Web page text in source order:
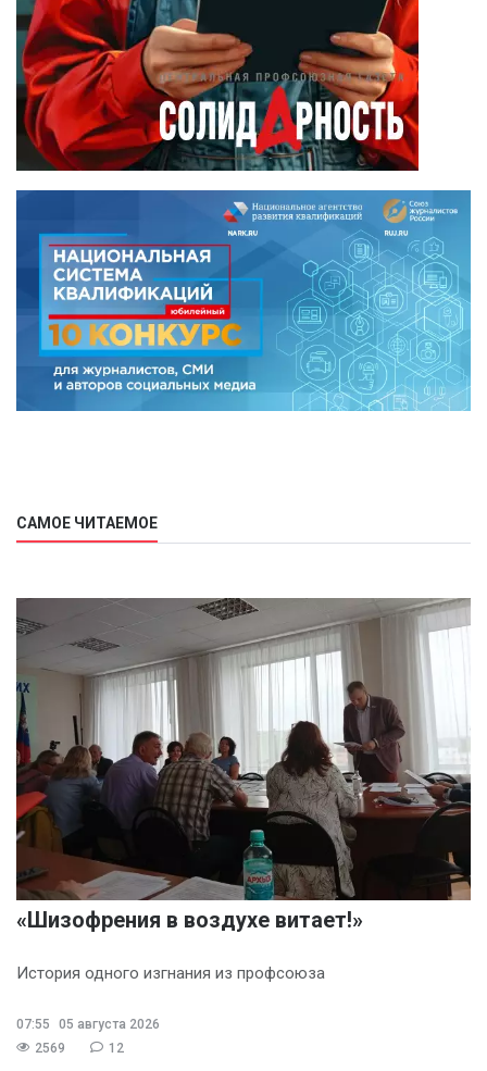
САМОЕ ЧИТАЕМОЕ
«Шизофрения в воздухе витает!»
История одного изгнания из профсоюза
07:55
05 августа 2026
2569
12